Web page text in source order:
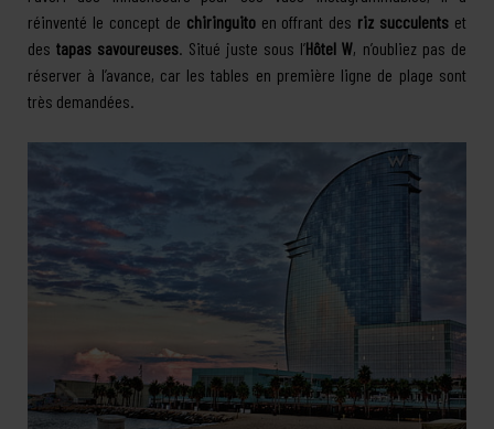
réinventé le concept de chiringuitoen offrant des riz succulents et
destapas savoureuses . Situé juste sous l’Hôtel W, n’oubliez pas de
réserver à l’avance, car les tables en première ligne de plage sont
très demandées.